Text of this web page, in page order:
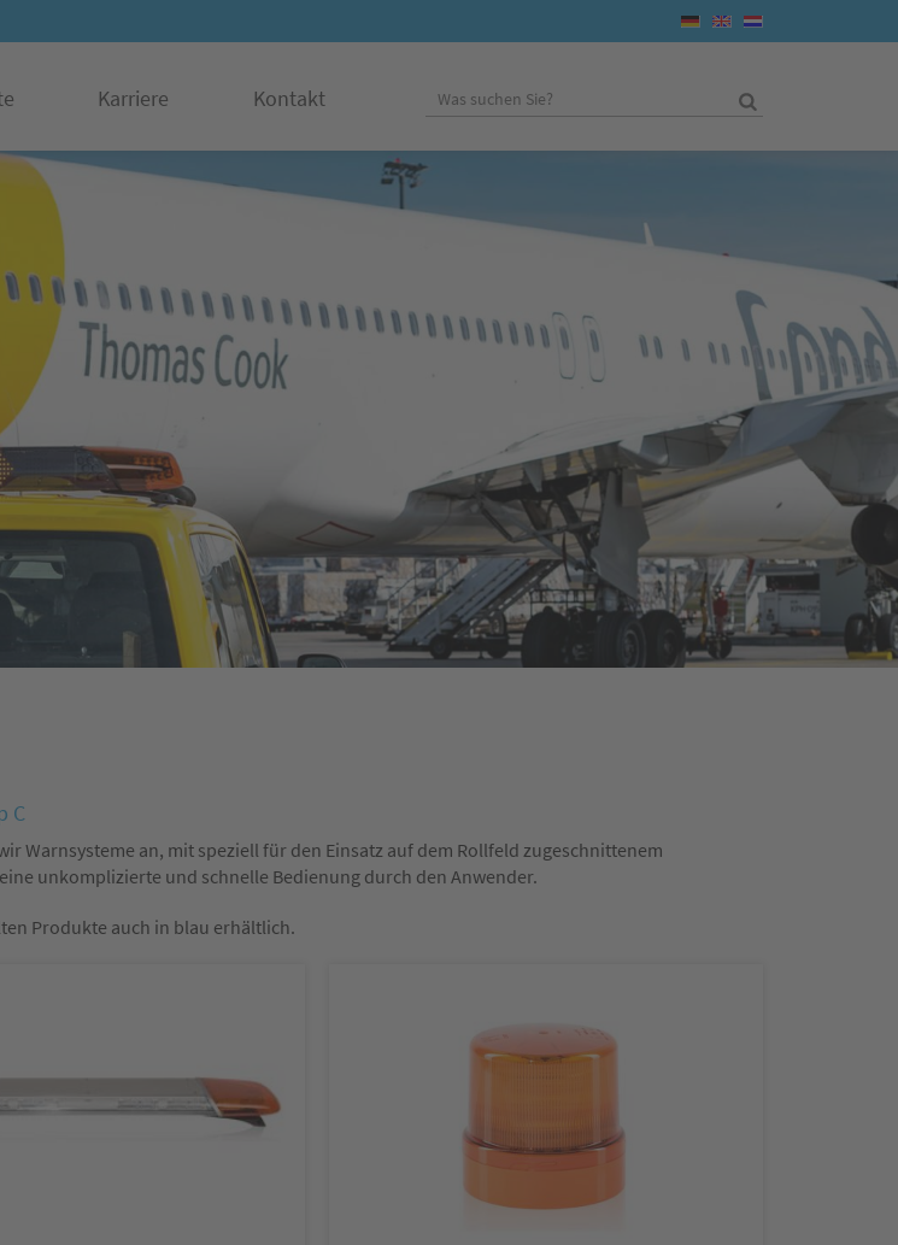
Karriere Kontakt
C
Warnsysteme an, mit speziell für den Einsatz auf dem Rollfeld zugeschnittenem
unkomplizierte und schnelle Bedienung durch den Anwender.
Produkte auch in blau erhältlich.